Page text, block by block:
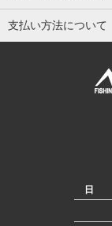
支払い方法について
日